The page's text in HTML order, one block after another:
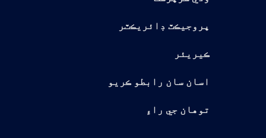
پروجيڪٽ ڊائريڪٽر
ڪيريئر
اسان سان رابطو ڪريو
توهان جي راءِ